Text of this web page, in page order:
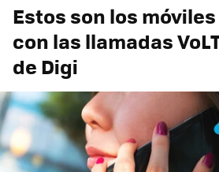
Estos son los
con las llamadas
de Digi